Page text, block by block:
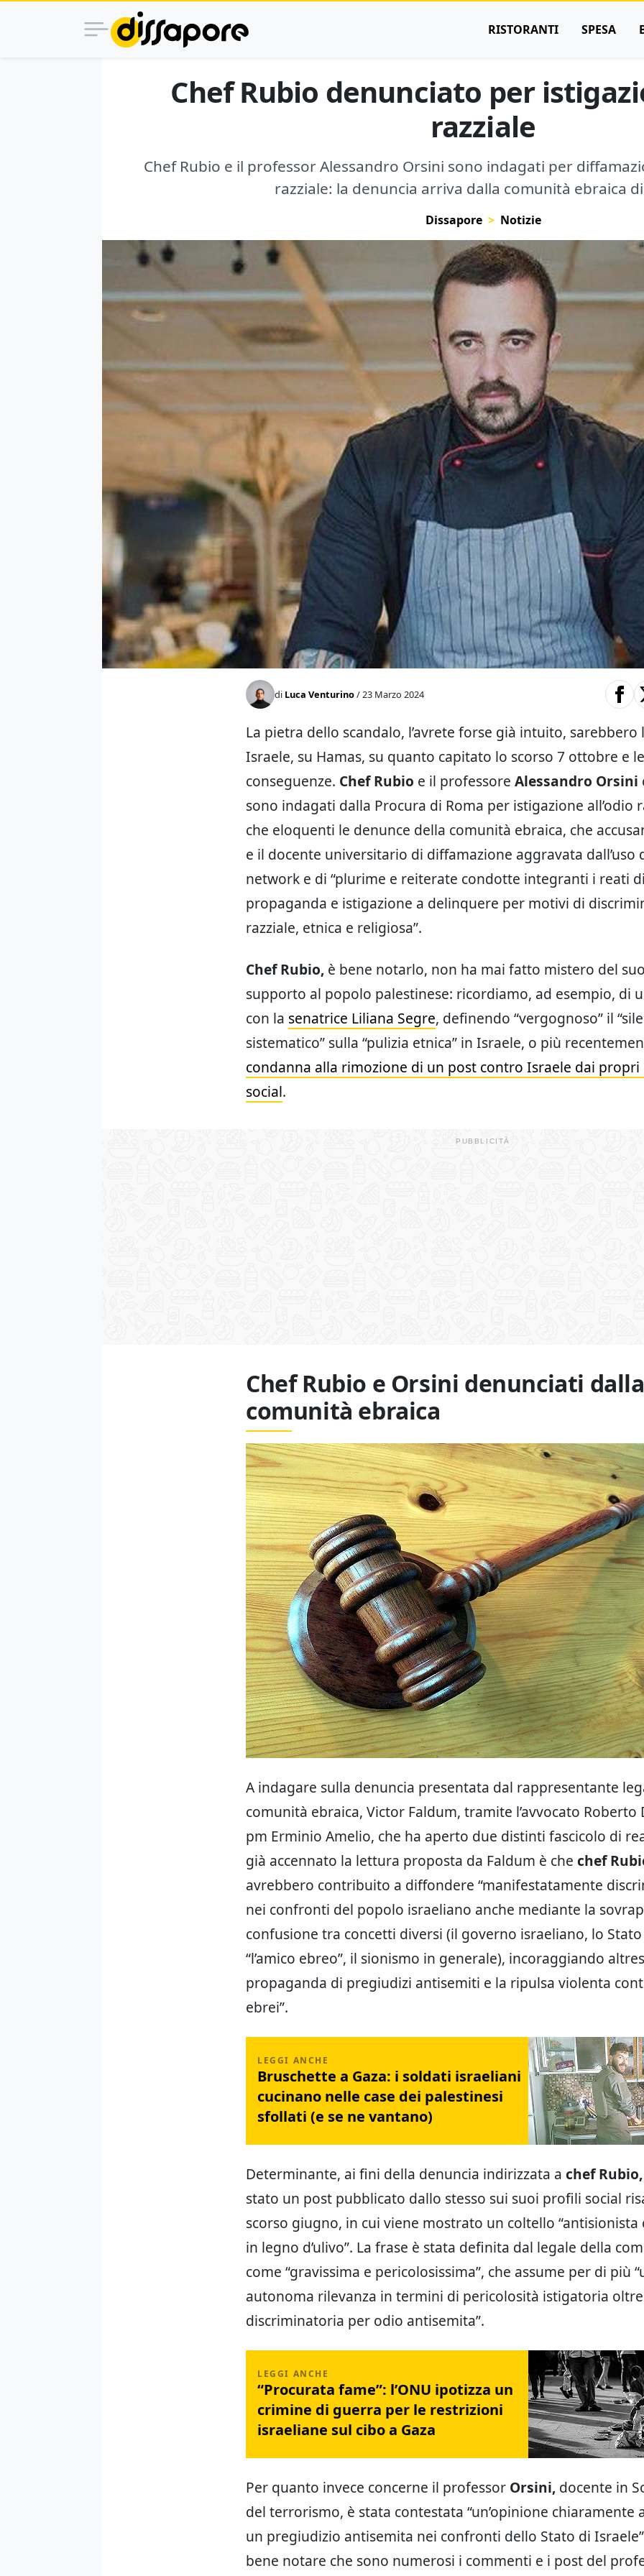
RISTORANTI SPESA
Chef Rubio denunciato per
razziale
Chef Rubio e il professor Alessandro Orsini sono indagati per
razziale: la denuncia arriva dalla comunità ebraica
Dissapore Notizie
di Luca Venturino/ 23 Marzo 2024
La pietra dello scandalo, l’avrete forse già intuito, sarebbero
Israele, su Hamas, su quanto capitato lo scorso 7 ottobre e
conseguenze. Chef Rubio e il professore Alessandro Orsini
sono indagati dalla Procura di Roma per istigazione all’odio
che eloquenti le denunce della comunità ebraica, che
e il docente universitario di diffamazione aggravata dall’uso
network e di “plurime e reiterate condotte integranti i reati
propaganda e istigazione a delinquere per motivi di
razziale, etnica e religiosa”.
Chef Rubio, è bene notarlo, non ha mai fatto mistero del
supporto al popolo palestinese: ricordiamo, ad esempio, di
con la senatrice Liliana Segre, definendo “vergognoso” il
sistematico” sulla “pulizia etnica” in Israele, o più
condanna alla rimozione di un post contro Israele dai
social.
Chef Rubio e Orsini denunciati dalla
comunità ebraica
A indagare sulla denuncia presentata dal rappresentante
comunità ebraica, Victor Faldum, tramite l’avvocato Roberto
pm Erminio Amelio, che ha aperto due distinti fascicolo di
già accennato la lettura proposta da Faldum è che chef
avrebbero contribuito a diffondere “manifestatamente
nei confronti del popolo israeliano anche mediante la
confusione tra concetti diversi (il governo israeliano, lo
“l’amico ebreo”, il sionismo in generale), incoraggiando
propaganda di pregiudizi antisemiti e la ripulsa violenta
ebrei”.
Bruschette a Gaza: i soldati israeliani
cucinano nelle case dei palestinesi
sfollati (e se ne vantano)
Determinante, ai fini della denuncia indirizzata a chef Rubio,
stato un post pubblicato dallo stesso sui suoi profili social
scorso giugno, in cui viene mostrato un coltello “antisionista
in legno d’ulivo”. La frase è stata definita dal legale della
come “gravissima e pericolosissima”, che assume per di più
autonoma rilevanza in termini di pericolosità istigatoria
discriminatoria per odio antisemita”.
“Procurata fame”: l’ONU ipotizza un
crimine di guerra per le restrizioni
israeliane sul cibo a Gaza
Per quanto invece concerne il professor Orsini, docente in
del terrorismo, è stata contestata “un’opinione chiaramente
un pregiudizio antisemita nei confronti dello Stato di
bene notare che sono numerosi i commenti e i post del